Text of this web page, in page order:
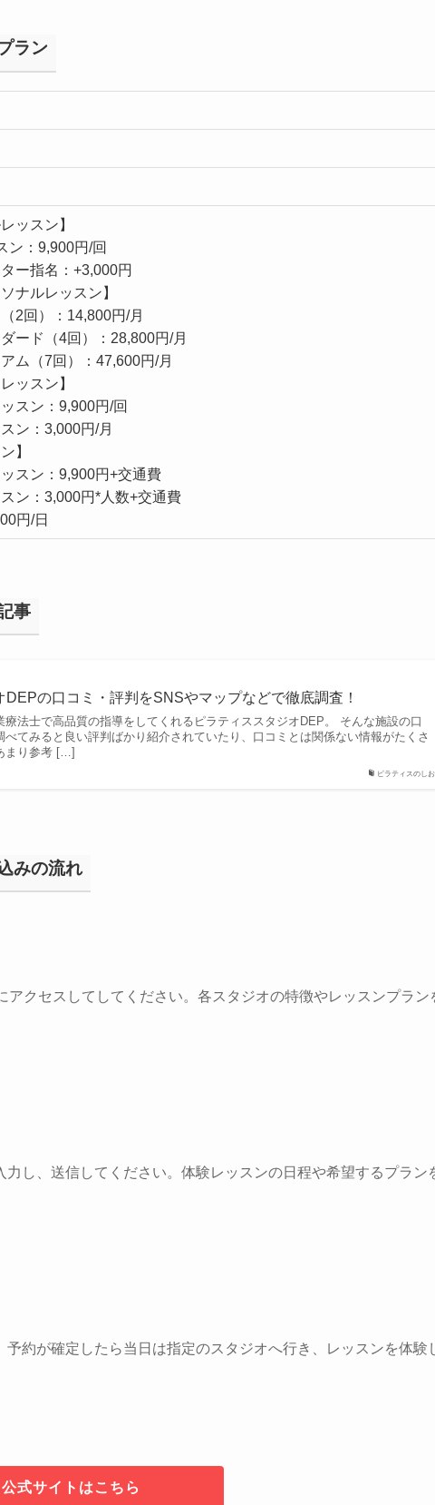
ラン
ッスン】
ン：9,900円/回
ー指名：+3,000円
ナルレッスン】
2回）：14,800円/月
ード（4回）：28,800円/月
ム（7回）：47,600円/月
ッスン】
スン：9,900円/回
ン：3,000円/月
】
スン：9,900円+交通費
ン：3,000円*人数+交通費
円/日
事
ピラティスのし
DEPの口コミ・評判をSNSやマップなどで徹底調査！
療法士で高品質の指導をしてくれるピラティススタジオDEP。 そんな施設の口
べてみると良い評判ばかり紹介されていたり、口コミとは関係ない情報がたくさ
まり参考 […]
みの流れ
クセスしてしてください。各スタジオの特徴やレッスンプラン
し、送信してください。体験レッスンの日程や希望するプラン
約が確定したら当日は指定のスタジオへ行き、レッスンを体験
公式サイトはこちら